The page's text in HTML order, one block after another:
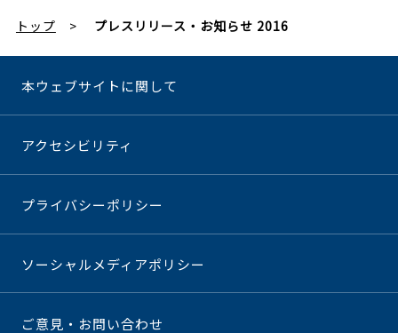
トップ プレスリリース・お知らせ 2016
本ウェブサイトに関して
アクセシビリティ
プライバシーポリシー
ソーシャルメディアポリシー
ご意見・お問い合わせ